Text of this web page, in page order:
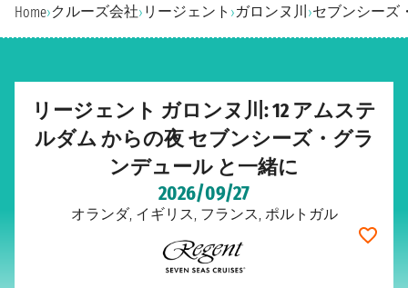
Home›クルーズ会社› リージェント ›ガロンヌ川 ›セブンシーズ
リージェント ガロンヌ川: 12 アムステ
ルダム からの夜 セブンシーズ・グラ
ンデュール と一緒に
2026/09/27
オランダ, イギリス, フランス, ポルトガル